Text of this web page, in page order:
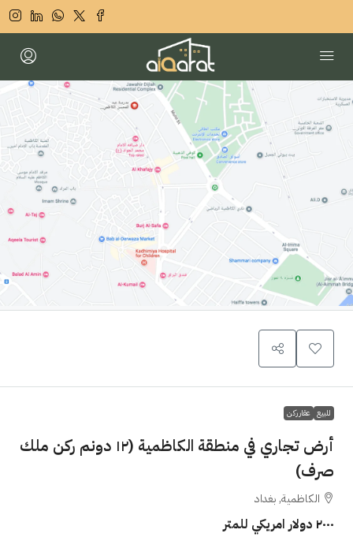
للبيع عقار ركن
أرض تجاري في منطقة الكاظمية (١٢ دونم ركن ملك
صرف)
الكاظمية, بغداد
٢٠٠٠ دولار امريكي للمتر